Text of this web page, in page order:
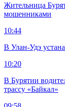
Жительница
мошенниками
10:44
В Улан-Удэ
10:20
В Бурятии
трассу «Байкал»